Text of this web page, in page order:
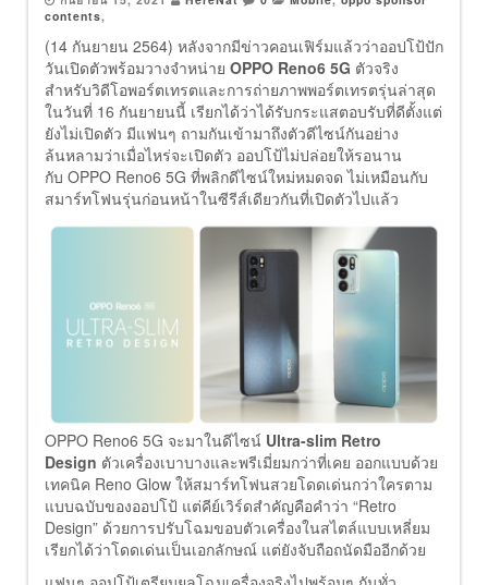
contents,
(14 กันยายน 2564) หลังจากมีข่าวคอนเฟิร์มแล้วว่าออปโป้ปัก
วันเปิดตัวพร้อมวางจำหน่าย OPPO Reno6 5G ตัวจริง
สำหรับวิดีโอพอร์ตเทรตและการถ่ายภาพพอร์ตเทรตรุ่นล่าสุด
ในวันที่ 16 กันยายนนี้ เรียกได้ว่าได้รับกระแสตอบรับที่ดีตั้งแต่
ยังไม่เปิดตัว มีแฟนๆ ถามกันเข้ามาถึงตัวดีไซน์กันอย่าง
ล้นหลามว่าเมื่อไหร่จะเปิดตัว ออปโป้ไม่ปล่อยให้รอนาน
กับ OPPO Reno6 5G ที่พลิกดีไซน์ใหม่หมดจด ไม่เหมือนกับ
สมาร์ทโฟนรุ่นก่อนหน้าในซีรีส์เดียวกันที่เปิดตัวไปแล้ว
OPPO Reno6 5G จะมาในดีไซน์ Ultra-slim Retro
Design ตัวเครื่องเบาบางและพรีเมี่ยมกว่าที่เคย ออกแบบด้วย
เทคนิค Reno Glow ให้สมาร์ทโฟนสวยโดดเด่นกว่าใครตาม
แบบฉบับของออปโป้ แต่คีย์เวิร์ดสำคัญคือคำว่า “Retro
Design” ด้วยการปรับโฉมขอบตัวเครื่องในสไตล์แบบเหลี่ยม
เรียกได้ว่าโดดเด่นเป็นเอกลักษณ์ แต่ยังจับถือถนัดมืออีกด้วย